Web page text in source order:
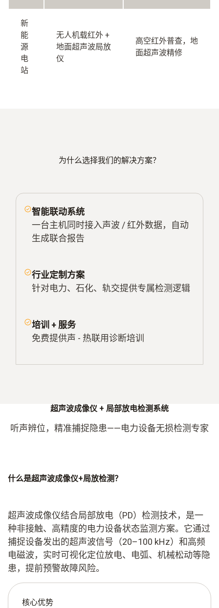
新
能
源
电
站
无人机载红外 +
地面超声波局放
仪
高空红外普查，地
面超声波精修
为什么选择我们的解决方案？
智能联动系统
一台主机同时接入声波 / 红外数据，自动
生成联合报告
行业定制方案
针对电力、石化、轨交提供专属检测逻辑
培训 + 服务
免费提供声 - 热联用诊断培训
超声波成像仪 + 局部放电检测系统
听声辨位，精准捕捉隐患——电力设备无损检测专家
什么是超声波成像仪+局放检测？
超声波成像仪结合局部放电（PD）检测技术，是一
种非接触、高精度的电力设备状态监测方案。它通过
捕捉设备发出的超声波信号（20–100 kHz）和高频
电磁波，实时可视化定位放电、电弧、机械松动等隐
患，提前预警故障风险。
核心优势